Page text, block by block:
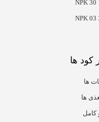
NPK 30
NPK 03
کود ها
ها
ها
کامل